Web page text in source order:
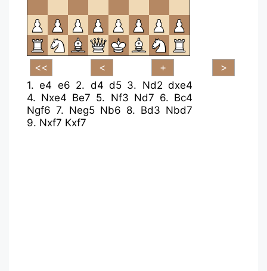
1.e4 e6 2. d4 d5 3. Nd2 dxe4
4. Nxe4 Be7 5. Nf3 Nd7 6. Bc4
Ngf6 7. Neg5 Nb6 8. Bd3 Nbd7
9. Nxf7 Kxf7